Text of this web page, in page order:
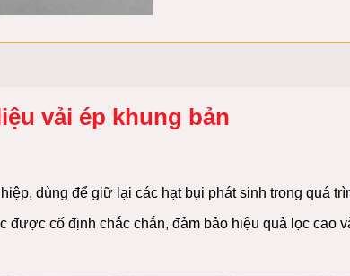
vải ép khung bản
dùng để giữ lại các hạt bụi phát sinh trong quá
được cố định chắc chắn, đảm bảo hiệu quả lọc cao